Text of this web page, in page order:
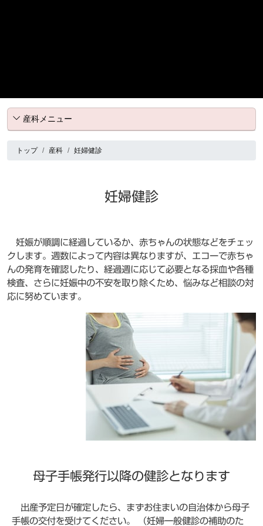
産科メニュー
トップ 産科 妊婦健診
妊婦健診
妊娠が順調に経過しているか、赤ちゃんの状態などをチェッ
クします。週数によって内容は異なりますが、エコーで赤ちゃ
んの発育を確認したり、経過週に応じて必要となる採血や各種
検査、さらに妊娠中の不安を取り除くため、悩みなど相談の対
応に努めています。
母子手帳発行以降の健診となります
出産予定日が確定したら、まずお住まいの自治体から母子
手帳の交付を受けてください。 （妊婦一般健診の補助のた